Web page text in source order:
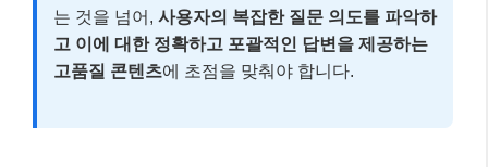
는 것을 넘어, 사용자의 복잡한 질문 의도를 파악하
고 이에 대한 정확하고 포괄적인 답변을 제공하는
고품질 콘텐츠에 초점을 맞춰야 합니다.